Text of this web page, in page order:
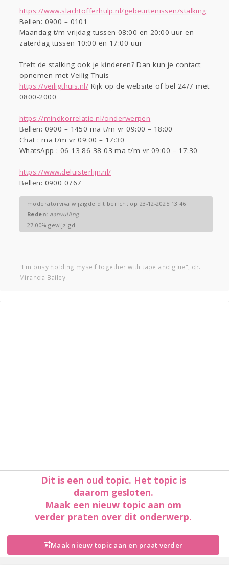
https://www.slachtofferhulp.nl/gebeurtenissen/stalking
Bellen: 0900 – 0101
Maandag t/m vrijdag tussen 08:00 en 20:00 uur en
zaterdag tussen 10:00 en 17:00 uur
Treft de stalking ook je kinderen? Dan kun je contact
opnemen met Veilig Thuis
https://veiligthuis.nl/ Kijk op de website of bel 24/7 met
0800-2000
https://mindkorrelatie.nl/onderwerpen
Bellen: 0900 – 1450 ma t/m vr 09:00 – 18:00
Chat : ma t/m vr 09:00 – 17:30
WhatsApp : 06 13 86 38 03 ma t/m vr 09:00 – 17:30
https://www.deluisterlijn.nl/
Bellen: 0900 0767
moderatorviva wijzigde dit bericht op 23-12-2025 13:46
Reden: aanvulling
27.00% gewijzigd
"I'm busy holding myself together with tape and glue", dr.
Miranda Bailey.
Dit is een oud topic. Het topic is
daarom gesloten.
Maak een nieuw topic aan om
verder praten over dit onderwerp.
Maak nieuw topic aan en praat verder